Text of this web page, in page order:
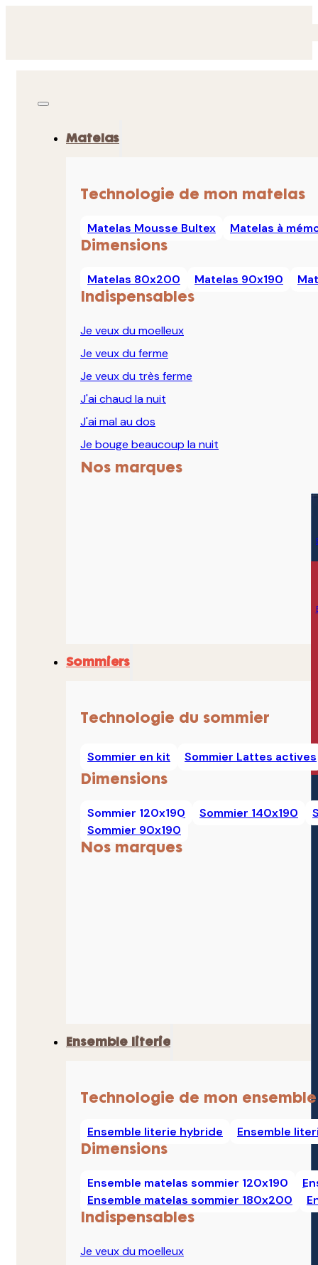
Matelas
Technologie de mon matelas
Matelas Mousse Bultex Matelas à
Dimensions
Matelas 80x200 Matelas 90x190
Indispensables
Je veux du moelleux
Je veux du ferme
Je veux du très ferme
J'ai chaud la nuit
J'ai mal au dos
Je bouge beaucoup la nuit
Nos marques
Sommiers
Technologie du sommier
Sommier en kit Sommier Lattes actives
Dimensions
Sommier 120x190 Sommier 140x190
Sommier 90x190
Nos marques
Ensemble literie
Technologie de mon ensemble
Ensemble literie hybride Ensemble
Dimensions
Ensemble matelas sommier 120x190
Ensemble matelas sommier 180x200
Indispensables
Je veux du moelleux